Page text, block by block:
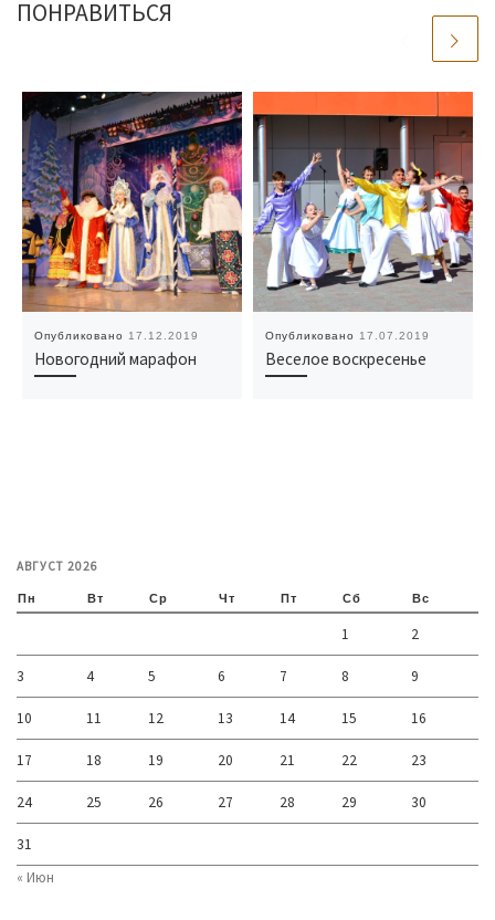
ПОНРАВИТЬСЯ
Опубликовано 17.12.2019
Новогодний марафон
Опубликовано 17.07.2019
Веселое воскресенье
АВГУСТ 2026
Пн Вт Ср Чт Пт Сб Вс
1 2
3 4 5 6 7 8 9
10 11 12 13 14 15 16
17 18 19 20 21 22 23
24 25 26 27 28 29 30
31
« Июн